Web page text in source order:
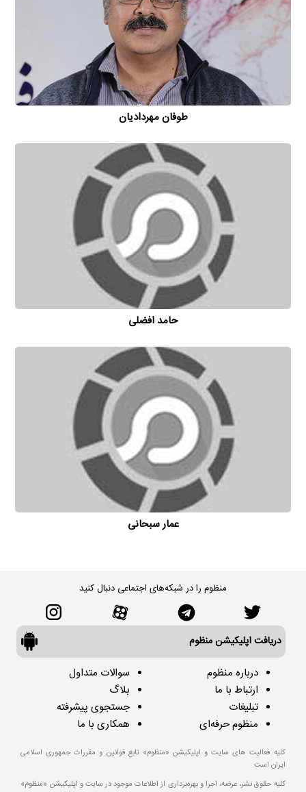
طوفان مهردادیان
حامد افضلی
عمار سبحانی
منظوم را در شبکه‌های اجتماعی دنبال کنید
دریافت اپلیکیشن منظوم
درباره منظوم
ارتباط با ما
تبلیغات
منظوم حرفه‌ای
سوالات متداول
بلاگ
جستجوی پیشرفته
همکاری با ما
کلیه فعالیت های سایت و اپلیکیشن «منظوم» تابع قوانین و مقررات جمهوری اسلامی
ایران است.
کلیه حقوق نشر، عرضه، اجرا و بهره‌برداری از اطلاعات موجود در سایت و اپلیکیشن «منظوم»